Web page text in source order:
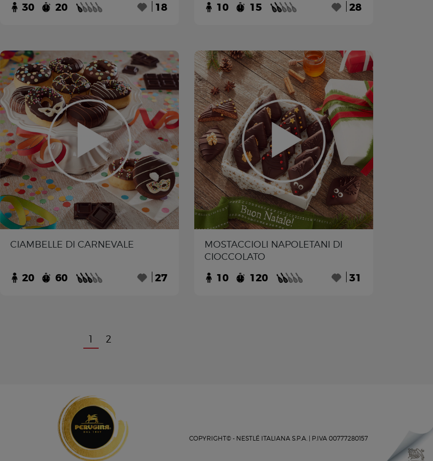
30 20 18 10 15 28
CIAMBELLE DI CARNEVALE
20 60 27
MOSTACCIOLI NAPOLETANI DI
CIOCCOLATO
10 120 31
1 2
COPYRIGHT© - NESTLÉ ITALIANA S.P.A. | P.IVA 00777280157